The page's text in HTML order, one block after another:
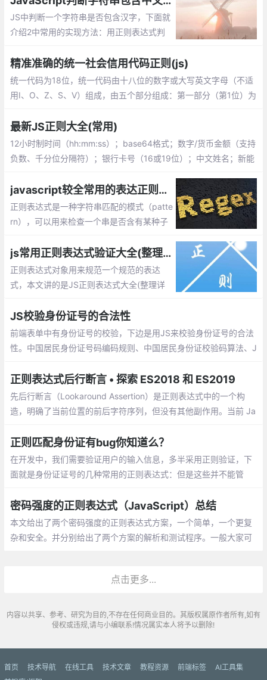
JS中判断一个字符串是否包含汉字，下面就
介绍2中常用的实现方法：用正则表达式判
精准准确的统一社会信用代码正则(js)
统一代码为18位，统一代码由十八位的数字或大写英文字母（不适
用I、O、Z、S、V）组成，由五个部分组成：第一部分（第1位）为
最新JS正则大全(常用)
12小时制时间（hh:mm:ss）；base64格式；数字/货币金额（支持
负数、千分位分隔符）；银行卡号（16或19位）；中文姓名；新能
javascript较全常用的表达正则验证,js中采用test()方法
正则表达式是一种字符串匹配的模式（patte
rn），可以用来检查一个串是否含有某种子
符合某个条件的子串等。本文整理了JS较全
且实用正则表达式。
js常用正则表达式验证大全(整理详细且实用)
正则表达式对象用来规范一个规范的表达
式，本文讲的是JS正则表达式大全(整理详
的需求等等
JS校验身份证号的合法性
前端表单中有身份证号的校验，下边是用JS来校验身份证号的合法
性。中国居民身份证号码编码规则、中国居民身份证校验码算法、J
正则表达式后行断言 • 探索 ES2018 和 ES2019
先后行断言（Lookaround Assertion）是正则表达式中的一个构
造，明确了当前位置的前后字符序列，但没有其他副作用。当前 Ja
当前位置接下来的字符序列
正则匹配身份证有bug你知道么？
在开发中，我们需要验证用户的输入信息，多半采用正则验证，下
面就是身份证证号的几种常用的正则表达式：但是这些并不能管
密码强度的正则表达式（JavaScript）总结
本文给出了两个密码强度的正则表达式方案，一个简单，一个更复
杂和安全。并分别给出了两个方案的解析和测试程序。一般大家可
点击更多...
内容以共享、参考、研究为目的,不存在任何商业目的。其版权属原作者所有,如有
侵权或违规,请与小编联系!情况属实本人将予以删除!
首页 技术导航 在线工具 技术文章 教程资源 前端标签
AI工具集